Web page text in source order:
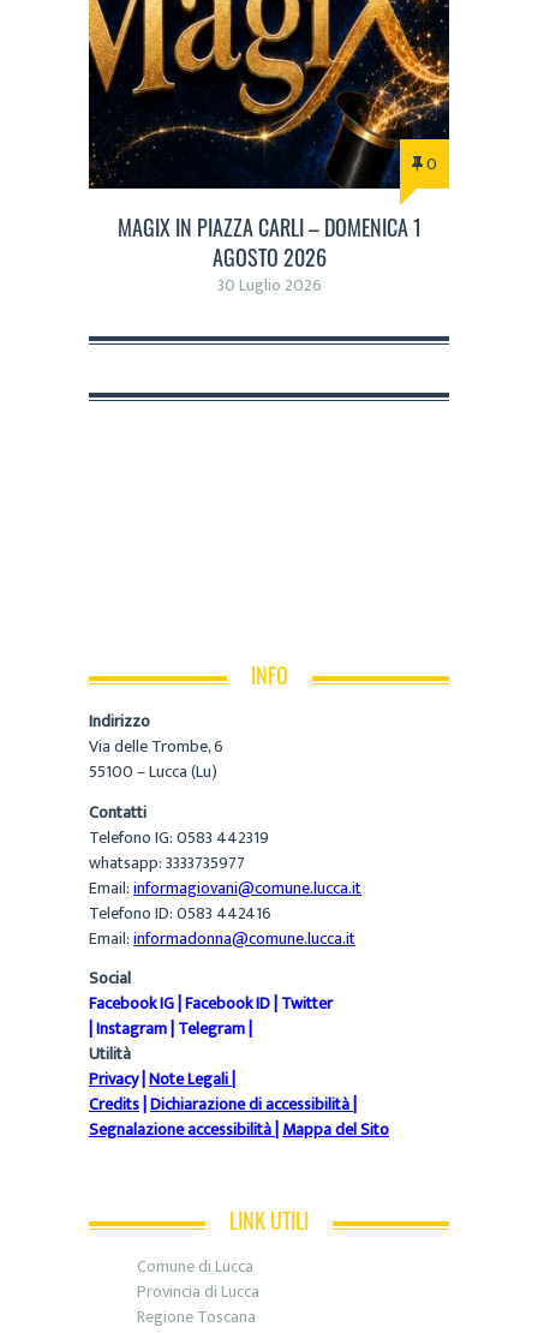
0
MAGIX IN PIAZZA CARLI – DOMENICA 1
AGOSTO 2026
30 Luglio 2026
INFO
Indirizzo
Via delle Trombe, 6
55100 – Lucca (Lu)
Contatti
Telefono IG: 0583 442319
whatsapp: 3333735977
Email:informagiovani@comune.lucca.it
Telefono ID: 0583 442416
Email:informadonna@comune.lucca.it
Social
Facebook IG|Facebook ID|Twitter
|Instagram|Telegram|
Utilità
Privacy|Note Legali|
Credits|Dichiarazione di accessibilità|
Segnalazione accessibilità|Mappa del Sito
LINK UTILI
Comune di Lucca
Provincia di Lucca
Regione Toscana